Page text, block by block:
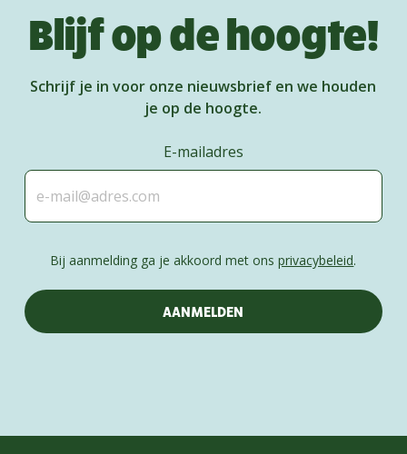
Blijf op de hoogte!
Schrijf je in voor onze nieuwsbrief en we houden
je op de hoogte.
E-mailadres
Bij aanmelding ga je akkoord met onsprivacybeleid.